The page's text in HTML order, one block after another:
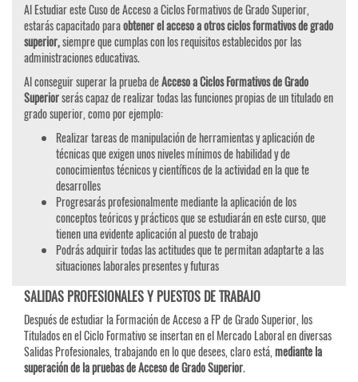
Al Estudiar este Cuso de Acceso a Ciclos Formativos de Grado Superior,
estarás capacitado paraobtener el acceso a otros ciclos formativos de grado
superior,siempre que cumplas con los requisitos establecidos por las
administraciones educativas.
Al conseguir superar la prueba deAcceso a Ciclos Formativos de Grado
Superiorserás capaz de realizar todas las funciones propias de un titulado en
grado superior, como por ejemplo:
Realizar tareas de manipulación de herramientas y aplicación de
técnicas que exigen unos niveles mínimos de habilidad y de
conocimientos técnicos y científicos de la actividad en la que te
desarrolles
Progresarás profesionalmente mediante la aplicación de los
conceptos teóricos y prácticos que se estudiarán en este curso, que
tienen una evidente aplicación al puesto de trabajo
Podrás adquirir todas las actitudes que te permitan adaptarte a las
situaciones laborales presentes y futuras
SALIDAS PROFESIONALES Y PUESTOS DE TRABAJO
Después de estudiar la Formación de Acceso a FP de Grado Superior, los
Titulados en el Ciclo Formativo se insertan en el Mercado Laboral en diversas
Salidas Profesionales, trabajando en lo que desees, claro está,mediante la
superación de la pruebas de Acceso de Grado Superior.